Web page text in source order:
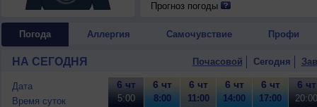
Прогноз погоды
Погода Аллергия Самочувствие Профи
НА СЕГОДНЯ Почасовой Сегодня
Дата
Время суток
6 чт
5:00
6 чт
8:00
6 чт
11:00
6 чт
14:00
6 чт
17:00
6 чт
20:00